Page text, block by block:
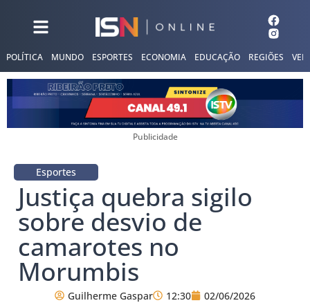
POLÍTICA MUNDO ESPORTES ECONOMIA EDUCAÇÃO REGIÕES
Publicidade
Esportes
Justiça quebra sigilo
sobre desvio de
camarotes no
Morumbis
Guilherme Gaspar 12:30 02/06/2026